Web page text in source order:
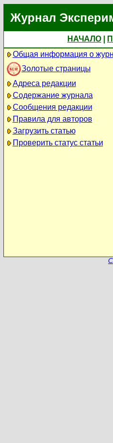
Журнал
НАЧАЛО
Общая информация о
Золотые страницы
Адреса редакции
Содержание журнала
Сообщения редакции
Правила для авторов
Загрузить статью
Проверить статус статьи